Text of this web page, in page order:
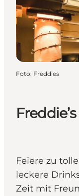
Feiere zu
leckere
Zeit mit
Foto: Freddies